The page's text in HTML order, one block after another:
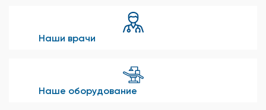
Наши врачи
Наше оборудование